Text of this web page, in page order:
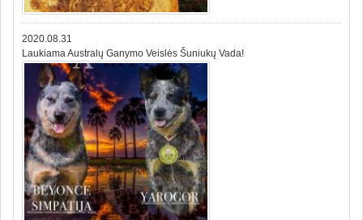
2020.08.31
Laukiama Australų Ganymo Veislės Šuniukų Vada!